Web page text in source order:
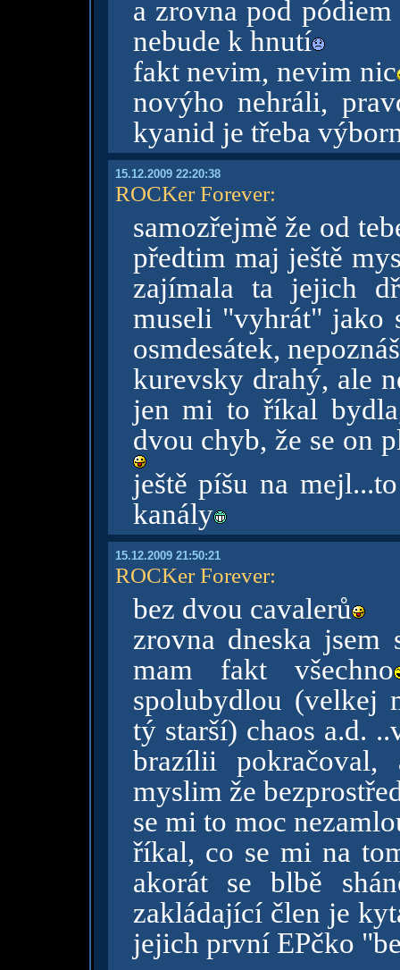
a zrovna pod
nebude k hnutí
fakt nevim, nevim nic
novýho nehráli,
kyanid je třeba
15.12.2009 22:20:38
ROCKer Forever:
samozřejmě že od
předtim maj ještě
zajímala ta jejich
museli "vyhrát" jako
osmdesátek,
kurevsky drahý, ale
jen mi to říkal
dvou chyb, že se on
ještě píšu na
kanály
15.12.2009 21:50:21
ROCKer Forever:
bez dvou cavalerů
zrovna dneska
mam fakt všechno
spolubydlou (velkej
tý starší) chaos a.d.
brazílii pokračoval,
myslim že
se mi to moc
říkal, co se mi na
akorát se blbě
zakládající člen je
jejich první EPčko